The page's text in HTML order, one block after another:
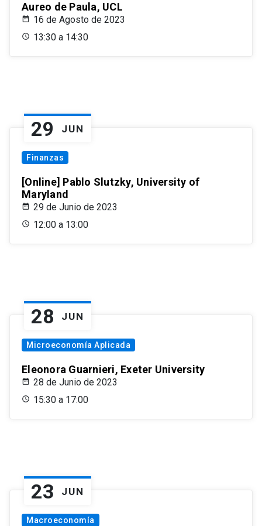
Aureo de Paula, UCL
16 de Agosto de 2023
13:30 a 14:30
29 JUN
Finanzas
[Online] Pablo Slutzky, University of
Maryland
29 de Junio de 2023
12:00 a 13:00
28 JUN
Microeconomía Aplicada
Eleonora Guarnieri, Exeter University
28 de Junio de 2023
15:30 a 17:00
23 JUN
Macroeconomía